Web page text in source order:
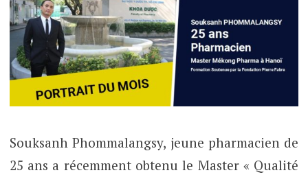
Souksanh Phommalangsy, jeune pharmacien de
25 ans a récemment obtenu le Master « Qualité